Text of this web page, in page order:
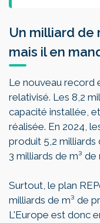
Un milliard de
mais il en
Le nouveau record
relativisé. Les 8,2
capacité installée,
réalisée. En 2024,
produit 5,2 milliards
3 milliards de m³
Surtout, le plan
milliards de m³ de
L'Europe est donc